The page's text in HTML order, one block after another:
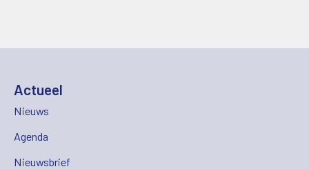
Actueel
Nieuws
Agenda
Nieuwsbrief